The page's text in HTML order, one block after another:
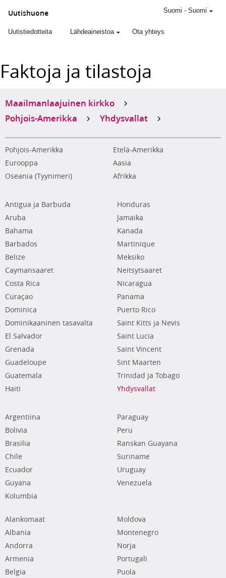
Uutishuone
Uutistiedotteita Lähdeaineistoa Ota yhteys
Suomi - Suomi
Faktoja ja tilastoja
Maailmanlaajuinen kirkko
Pohjois-Amerikka
Yhdysvallat
Pohjois-Amerikka
Etelä-Amerikka
Eurooppa
Aasia
Oseania (Tyynimeri)
Afrikka
Antigua ja Barbuda
Aruba
Bahama
Barbados
Belize
Caymansaaret
Costa Rica
Curaçao
Dominica
Dominikaaninen tasavalta
El Salvador
Grenada
Guadeloupe
Guatemala
Haiti
Honduras
Jamaika
Kanada
Martinique
Meksiko
Neitsytsaaret
Nicaragua
Panama
Puerto Rico
Saint Kitts ja Nevis
Saint Lucia
Saint Vincent
Sint Maarten
Trinidad ja Tobago
Yhdysvallat
Argentiina
Bolivia
Brasilia
Chile
Ecuador
Guyana
Kolumbia
Paraguay
Peru
Ranskan Guayana
Suriname
Uruguay
Venezuela
Alankomaat
Albania
Andorra
Armenia
Belgia
Moldova
Montenegro
Norja
Portugali
Puola